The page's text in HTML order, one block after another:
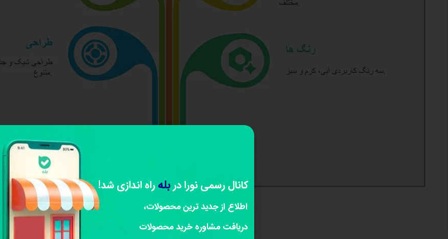
کانال رسمی نورا دربلهراه اندازی شد!
اطلاع از جدید ترین محصولات،
دریافت مشاوره خرید محصولات